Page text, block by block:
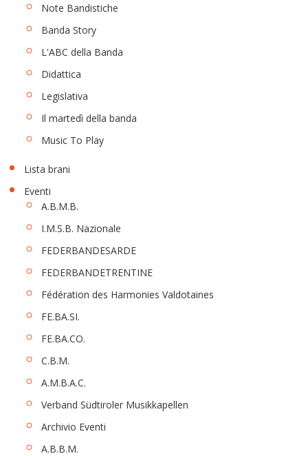
Note Bandistiche
Banda Story
L'ABC della Banda
Didattica
Legislativa
Il martedì della banda
Music To Play
Lista brani
Eventi
A.B.M.B.
I.M.S.B. Nazionale
FEDERBANDESARDE
FEDERBANDETRENTINE
Fédération des Harmonies Valdotaines
FE.BA.SI.
FE.BA.CO.
C.B.M.
A.M.B.A.C.
Verband Südtiroler Musikkapellen
Archivio Eventi
A.B.B.M.